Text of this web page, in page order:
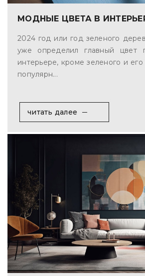
МОДНЫЕ ЦВЕТА В
2024 год или год зеленого
уже определил главный цвет
интерьере, кроме зеленого и
популярн...
читать далее